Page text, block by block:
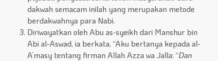
dakwah semacam inilah yang merupakan metode
berdakwahnya para Nabi.
Diriwayatkan oleh Abu as-syeikh dari Manshur bin
Abi al-Aswad, ia berkata, “Aku bertanya kepada al-
A’masy tentang firman Allah Azza wa Jalla: “Dan